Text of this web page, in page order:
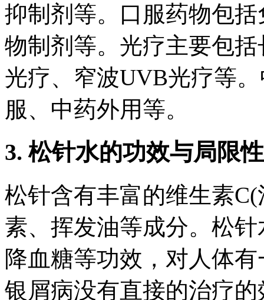
抑制剂等。口服药物包
物制剂等。光疗主要包
光疗、窄波UVB光疗等
服、中药外用等。
3. 松针水的功效与局限性
松针含有丰富的维生素
素、挥发油等成分。松
降血糖等功效，对人体
银屑病没有直接的治疗